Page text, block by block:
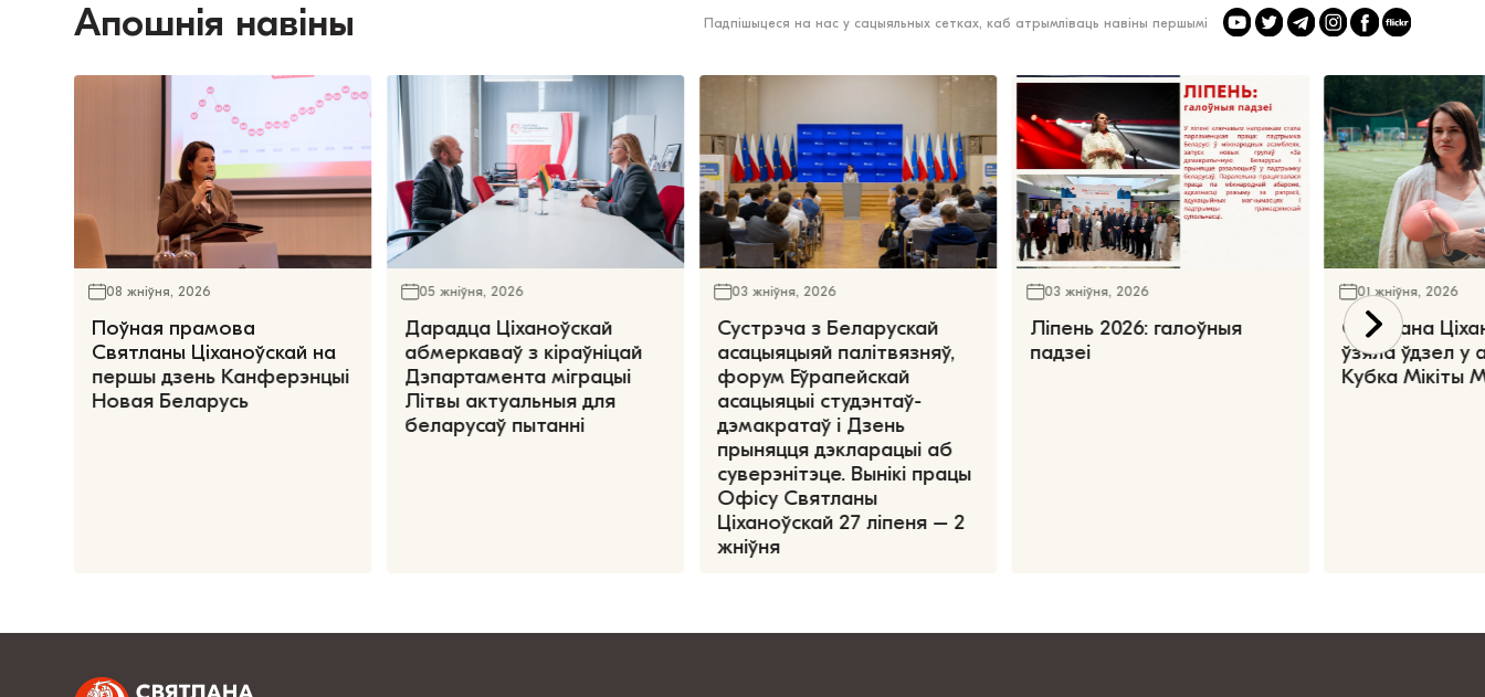
Апошнія навіны Падпішыцеся на нас у сацыяльных сетках, каб атрымліваць навіны першымі
08 жніўня, 2026
Поўная прамова
Святланы Ціханоўскай на
першы дзень Канферэнцыі
Новая Беларусь
05 жніўня, 2026
Дарадца Ціханоўскай
абмеркаваў з кіраўніцай
Дэпартамента міграцыі
Літвы актуальныя для
беларусаў пытанні
03 жніўня, 2026
Сустрэча з Беларускай
асацыяцыяй палітвязняў,
форум Еўрапейскай
асацыяцыі студэнтаў-
дэмакратаў і Дзень
прыняцця дэкларацыі аб
суверэнітэце. Вынікі працы
Офісу Святланы
Ціханоўскай 27 ліпеня – 2
жніўня
03 жніўня, 2026
Ліпень 2026: галоўныя
падзеі
01 жніўня, 2026
Святлана
ўзяла ўдзел у
Кубка Мікіты